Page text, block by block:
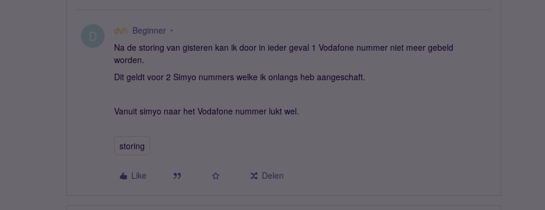
D dvh Beginner
Na de storing van gisteren kan ik door in ieder geval 1 Vodafone nummer niet meer gebeld
worden.
Dit geldt voor 2 Simyo nummers welke ik onlangs heb aangeschaft.
Vanuit simyo naar het Vodafone nummer lukt wel.
storing
Like Delen